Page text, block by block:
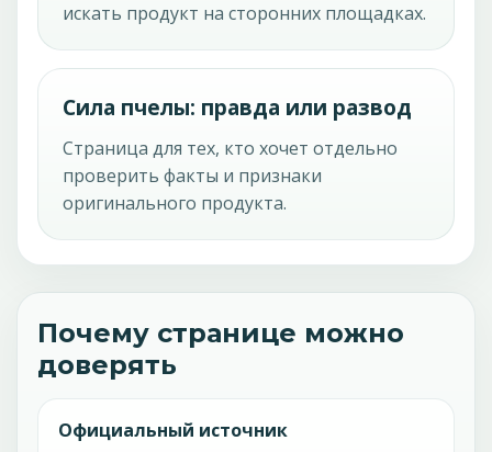
искать продукт на сторонних площадках.
Сила пчелы: правда или развод
Страница для тех, кто хочет отдельно
проверить факты и признаки
оригинального продукта.
Почему странице можно
доверять
Официальный источник